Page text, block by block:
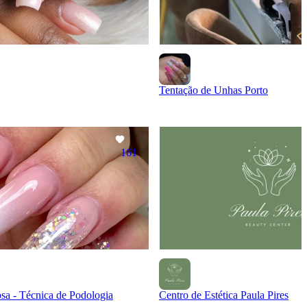
Tentação de Unhas Porto
161
- Técnica de Podologia Centro de Estética Paula Pires